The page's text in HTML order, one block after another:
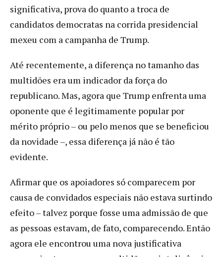
significativa, prova do quanto a troca de
candidatos democratas na corrida presidencial
mexeu com a campanha de Trump.
Até recentemente, a diferença no tamanho das
multidões era um indicador da força do
republicano. Mas, agora que Trump enfrenta uma
oponente que é legitimamente popular por
mérito próprio – ou pelo menos que se beneficiou
da novidade –, essa diferença já não é tão
evidente.
Afirmar que os apoiadores só comparecem por
causa de convidados especiais não estava surtindo
efeito – talvez porque fosse uma admissão de que
as pessoas estavam, de fato, comparecendo. Então
agora ele encontrou uma nova justificativa